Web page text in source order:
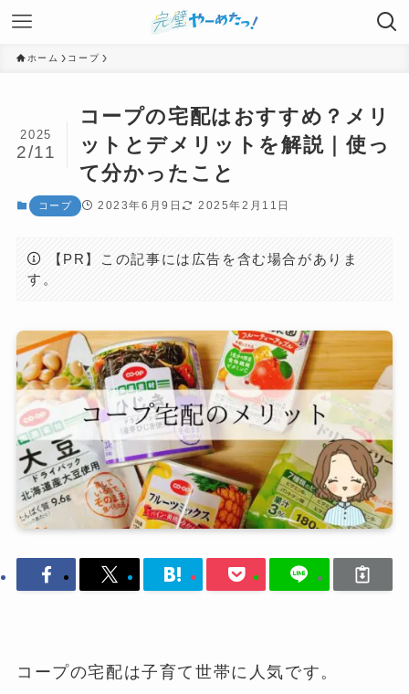
ホーム コープ
コープの宅配はおすすめ？メリ
ットとデメリットを解説｜使っ
て分かったこと
2025
2/11
コープ 2023年6月9日 2025年2月11日
【PR】この記事には広告を含む場合がありま
す。
コープの宅配は子育て世帯に人気です。